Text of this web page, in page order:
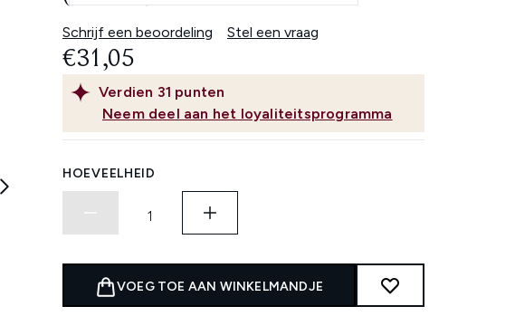
Schrijf een beoordeling Stel een vraag
Verdien 31 punten
Neem deel aan het loyaliteitsprogramma
€31,05
HOEVEELHEID
VOEG TOE AAN WINKELMANDJE